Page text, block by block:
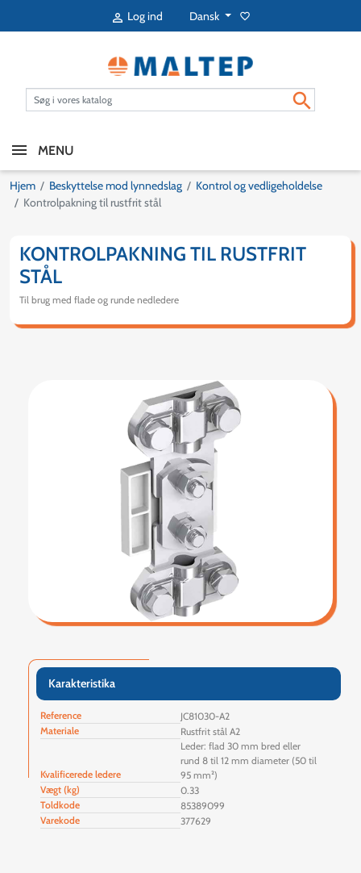
 Log ind Dansk favorite_border

MENU
Hjem Beskyttelse mod lynnedslag
Kontrol og vedligeholdelse
Kontrolpakning til rustfrit stål
KONTROLPAKNING TIL RUSTFRIT
STÅL
Til brug med flade og runde nedledere
Karakteristika
Reference
JC81030-A2
Materiale
Rustfrit stål A2
Kvalificerede ledere
Leder: flad 30 mm bred eller
rund 8 til 12 mm diameter (50 til
95 mm²)
Vægt (kg)
0.33
Toldkode
85389099
Varekode
377629